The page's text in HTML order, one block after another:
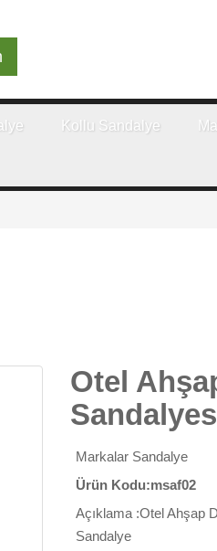
Kollu Sandalye
Otel
Markalar Sandalye
Ürün Kodu:msaf02
Açıklama :Otel Ahşap
Sandalye